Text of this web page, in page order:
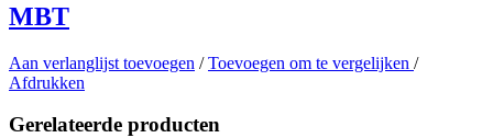
MBT
Aan verlanglijst toevoegen /Toevoegen om te vergelijken /
Afdrukken
Gerelateerde producten